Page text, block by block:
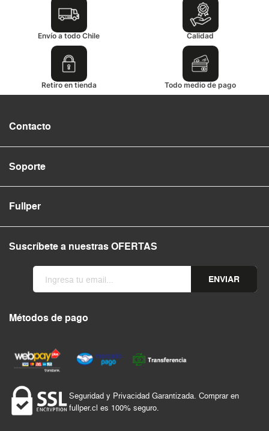
Envío a todo Chile Calidad
Retiro en tienda Todo medio de pago
Contacto
Soporte
Fullper
Suscríbete a nuestras OFERTAS
ENVIAR
Métodos de pago
Seguridad y Privacidad Garantizada. Comprar en
fullper.cl es 100% seguro.